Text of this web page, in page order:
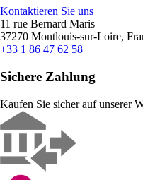
Kontaktieren Sie uns
11 rue Bernard Maris
37270 Montlouis-sur-Loire,
+33 1 86 47 62 58
Sichere Zahlung
Kaufen Sie sicher auf unserer